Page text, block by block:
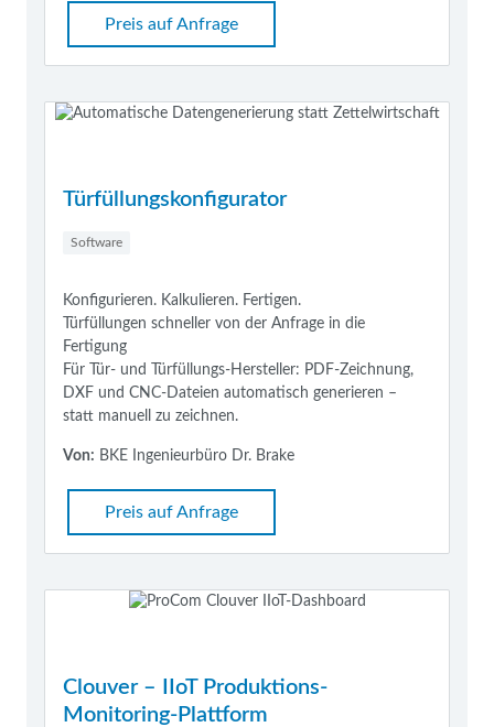
Preis auf Anfrage
Türfüllungskonfigurator
Software
Konfigurieren. Kalkulieren. Fertigen.
Türfüllungen schneller von der Anfrage in die
Fertigung
Für Tür- und Türfüllungs-Hersteller: PDF-Zeichnung,
DXF und CNC-Dateien automatisch generieren –
statt manuell zu zeichnen.
Von: BKE Ingenieurbüro Dr. Brake
Preis auf Anfrage
Clouver – IIoT Produktions-
Monitoring-Plattform